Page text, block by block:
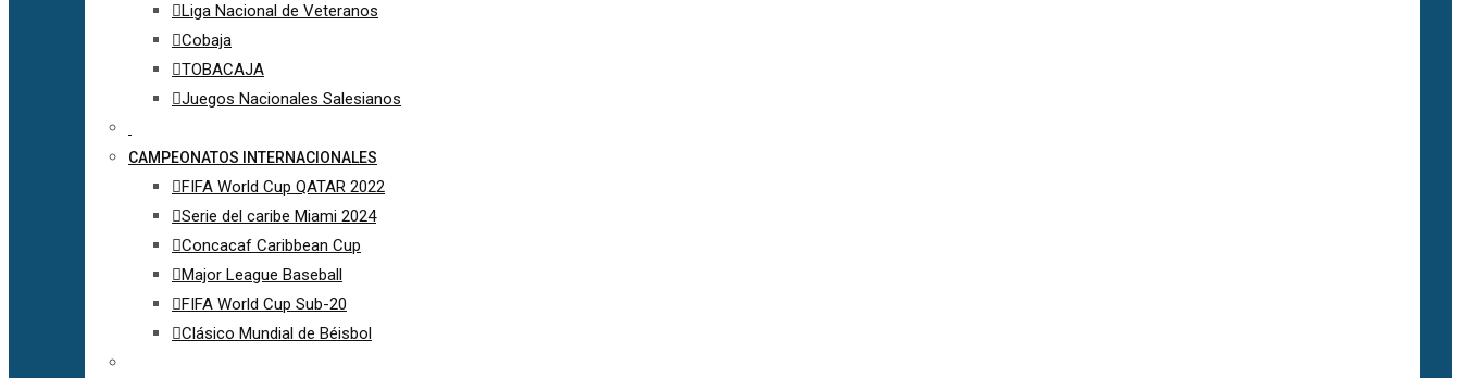
Liga Nacional de Veteranos
Cobaja
TOBACAJA
Juegos Nacionales Salesianos
CAMPEONATOS INTERNACIONALES
FIFA World Cup QATAR 2022
Serie del caribe Miami 2024
Concacaf Caribbean Cup
Major League Baseball
FIFA World Cup Sub-20
Clásico Mundial de Béisbol